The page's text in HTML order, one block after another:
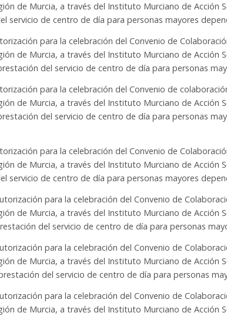
de Murcia, a través del Instituto Murciano de Acción
servicio de centro de día para personas mayores
para la celebración del Convenio de
de Murcia, a través del Instituto Murciano de Acción
del servicio de centro de día para personas
para la celebración del Convenio de
de Murcia, a través del Instituto Murciano de Acción
del servicio de centro de día para personas
para la celebración del Convenio de
de Murcia, a través del Instituto Murciano de Acción
servicio de centro de día para personas mayores
para la celebración del Convenio de
de Murcia, a través del Instituto Murciano de Acción
del servicio de centro de día para personas
para la celebración del Convenio de
de Murcia, a través del Instituto Murciano de Acción
del servicio de centro de día para personas
para la celebración del Convenio de
de Murcia, a través del Instituto Murciano de Acción